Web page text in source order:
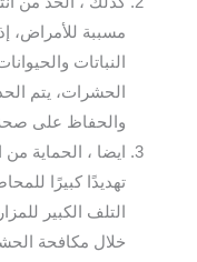
مسببة للأمراض،
النباتات
الحشرات، يتم
والحفاظ على صحة
ايضا ، الحماية
تهديدًا كبيرًا
التلف الكبير
خلال مكافحة